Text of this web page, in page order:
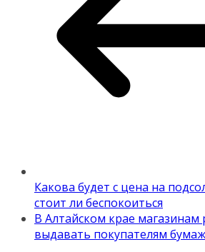
Какова будет с цена на
стоит ли беспокоиться
В Алтайском крае магазинам
выдавать покупателям